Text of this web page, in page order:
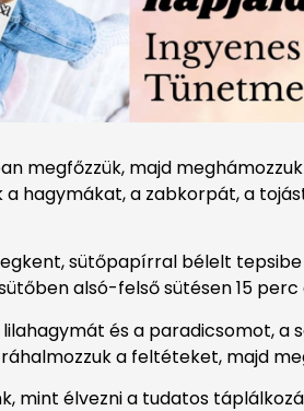
megfőzzük, majd meghámozzuk
a hagymákat, a zabkorpát, a
sütőpapírral bélelt
alsó-felső sütésen 15
és a paradicsomot, a
a feltéteket, majd
mint élvezni a tudatos